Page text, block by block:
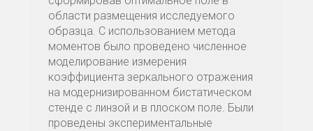
области размещения исследуемого
образца. С использованием метода
моментов было проведено численное
моделирование измерения
коэффициента зеркального отражения
на модернизированном бистатическом
стенде с линзой и в плоском поле. Были
проведены экспериментальные